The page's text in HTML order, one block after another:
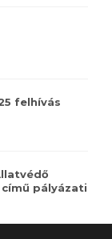
felhívás
pályázati